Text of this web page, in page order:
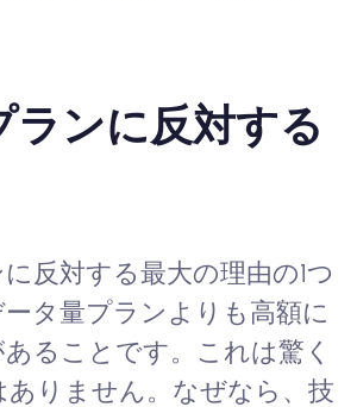
ランに反対する
反対する最大の理由の1つ
タ量プランよりも高額に
ることです。これは驚く
りません。なぜなら、技